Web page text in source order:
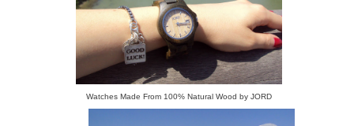
Watches Made From 100% Natural Wood by JORD